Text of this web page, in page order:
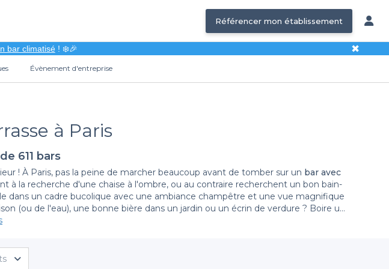
Référencer mon établissement
bar climatisé! ❄️🎉 ✖
Évènement d'entreprise
à Paris
611 bars
! À Paris, pas la peine de marcher beaucoup avant de tomber sur un bar avec
à la recherche d'une chaise à l'ombre, ou au contraire recherchent un bon bain-
dans un cadre bucolique avec une ambiance champêtre et une vue magnifique
(ou de l'eau), une bonne bière dans un jardin ou un écrin de verdure ? Boire un
et ses environs pour revenir vers vous avec cette sélection des
tous ensemble, sans les enfants. Si vous n'aimez pas être enfermé pour